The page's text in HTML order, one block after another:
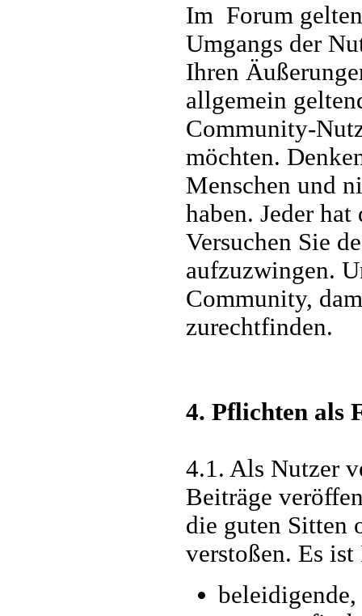
Im Forum
Umgangs der
Ihren
allgemein
Community-
möchten.
Menschen und
haben. Jeder
Versuchen Sie
aufzuzwingen.
Community,
zurechtfinden.
4. Pflichten als
4.1. Als Nutzer
Beiträge
die guten Sitten
verstoßen. Es ist